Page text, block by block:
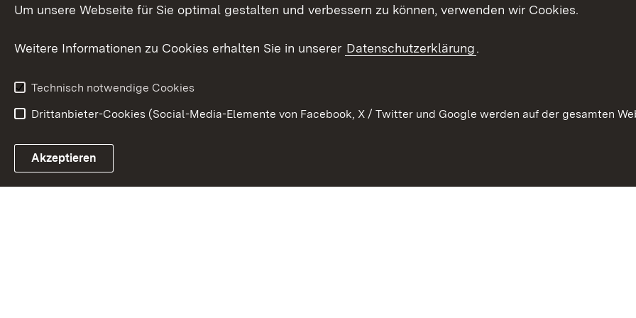
Link zum Landesportal
Um unsere Webseite für Sie optimal gestalten und verbessern zu können, verwenden wir Cookies.
Weitere Informationen zu Cookies erhalten Sie in unserer Datenschutzerklärung.
Technisch notwendige Cookies
Drittanbieter-Cookies (Social-Media-Elemente von Facebook, X / Twitter und Google werden auf der gesamten
Akzeptieren